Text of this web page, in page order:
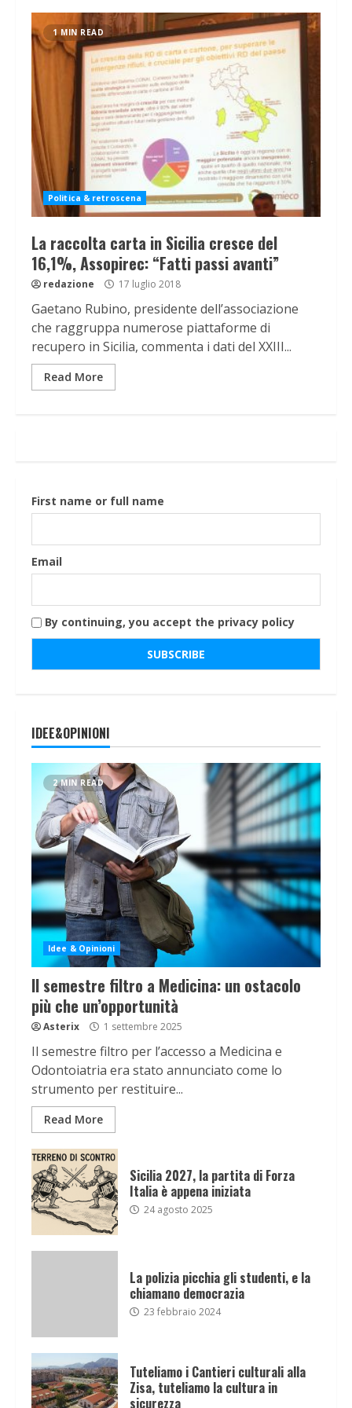
1 MIN READ
Politica & retroscena
La raccolta carta in Sicilia cresce del
16,1%, Assopirec: “Fatti passi avanti”
redazione 17 luglio 2018
Gaetano Rubino, presidente dell’associazione
che raggruppa numerose piattaforme di
recupero in Sicilia, commenta i dati del XXIII...
Read More
First name or full name
Email
By continuing, you accept the privacy policy
IDEE&OPINIONI
2 MIN READ
Idee & Opinioni
Il semestre filtro a Medicina: un ostacolo
più che un’opportunità
Asterix 1 settembre 2025
Il semestre filtro per l’accesso a Medicina e
Odontoiatria era stato annunciato come lo
strumento per restituire...
Read More
Sicilia 2027, la partita di Forza
Italia è appena iniziata
24 agosto 2025
La polizia picchia gli studenti, e la
chiamano democrazia
23 febbraio 2024
Tuteliamo i Cantieri culturali alla
Zisa, tuteliamo la cultura in
sicurezza